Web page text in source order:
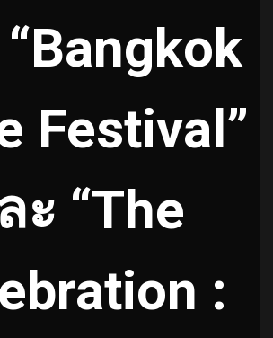
Festival”
ะ “The
: